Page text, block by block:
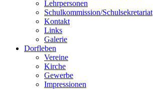
Lehrpersonen
Schulkommission/Schulsekretariat
Kontakt
Links
Galerie
Dorfleben
Vereine
Kirche
Gewerbe
Impressionen